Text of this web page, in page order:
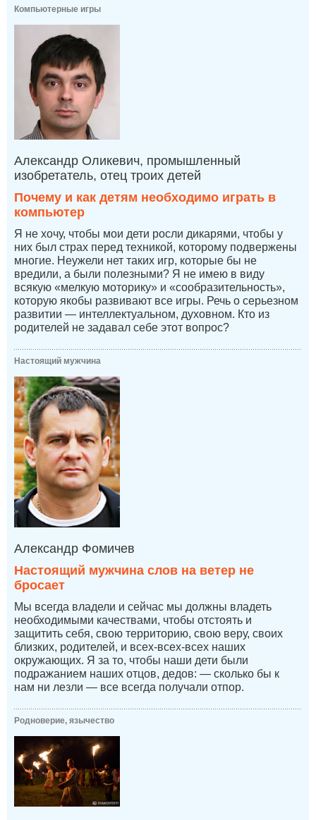
Компьютерные игры
Александр Оликевич, промышленный
изобретатель, отец троих детей
Почему и как детям необходимо играть в
компьютер
Я не хочу, чтобы мои дети росли дикарями, чтобы у
них был страх перед техникой, которому подвержены
многие. Неужели нет таких игр, которые бы не
вредили, а были полезными? Я не имею в виду
всякую «мелкую моторику» и «сообразительность»,
которую якобы развивают все игры. Речь о серьезном
развитии — интеллектуальном, духовном. Кто из
родителей не задавал себе этот вопрос?
Настоящий мужчина
Александр Фомичев
Настоящий мужчина слов на ветер не
бросает
Мы всегда владели и сейчас мы должны владеть
необходимыми качествами, чтобы отстоять и
защитить себя, свою территорию, свою веру, своих
близких, родителей, и всех-всех-всех наших
окружающих. Я за то, чтобы наши дети были
подражанием наших отцов, дедов: — сколько бы к
нам ни лезли — все всегда получали отпор.
Родноверие, язычество